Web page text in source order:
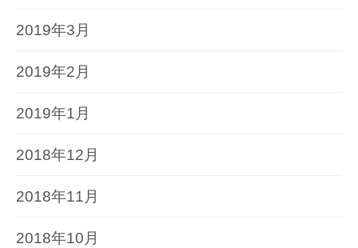
2019年3月
2019年2月
2019年1月
2018年12月
2018年11月
2018年10月